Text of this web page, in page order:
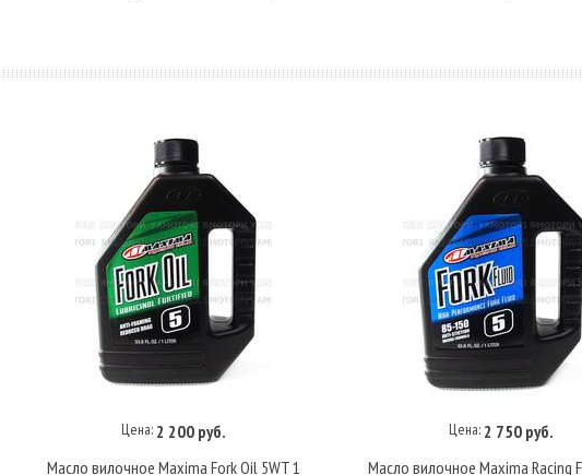
Купить под заказ
Цена: 2 200 руб.
Масло вилочное Maxima Fork Oil 5WT 1
Купить под заказ
Цена: 2 750 руб.
Масло вилочное Maxima Racing